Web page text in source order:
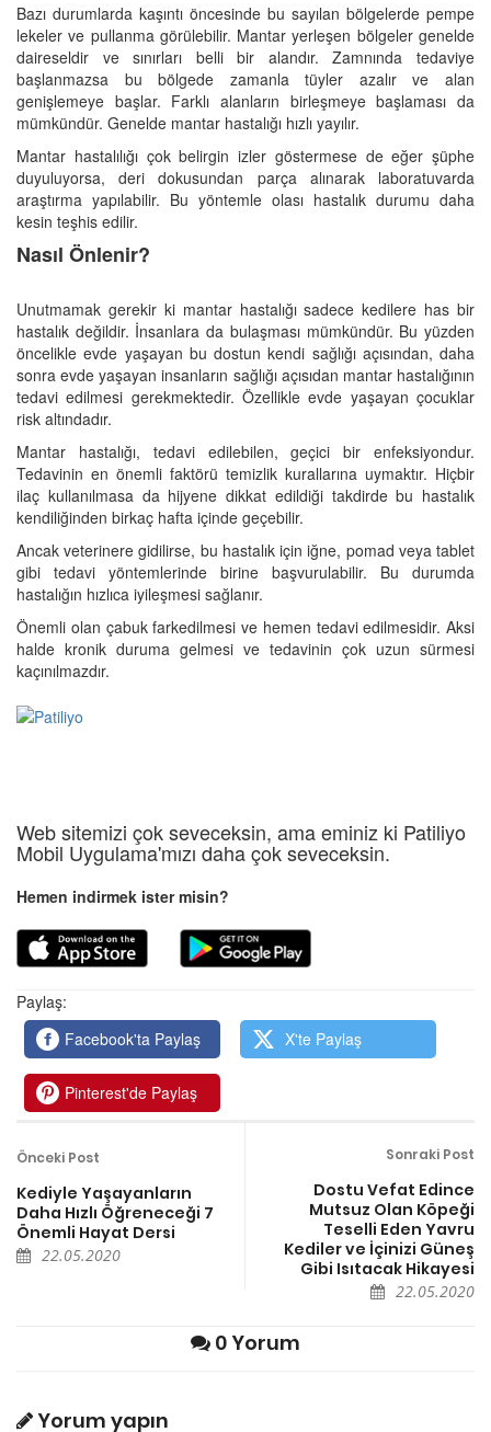
Bazı durumlarda kaşıntı öncesinde bu sayılan bölgelerde pempe
lekeler ve pullanma görülebilir. Mantar yerleşen bölgeler genelde
daireseldir ve sınırları belli bir alandır. Zamnında tedaviye
başlanmazsa bu bölgede zamanla tüyler azalır ve alan
genişlemeye başlar. Farklı alanların birleşmeye başlaması da
mümkündür. Genelde mantar hastalığı hızlı yayılır.
Mantar hastalılığı çok belirgin izler göstermese de eğer şüphe
duyuluyorsa, deri dokusundan parça alınarak laboratuvarda
araştırma yapılabilir. Bu yöntemle olası hastalık durumu daha
kesin teşhis edilir.
Nasıl Önlenir?
Unutmamak gerekir ki mantar hastalığı sadece kedilere has bir
hastalık değildir. İnsanlara da bulaşması mümkündür. Bu yüzden
öncelikle evde yaşayan bu dostun kendi sağlığı açısından, daha
sonra evde yaşayan insanların sağlığı açısıdan mantar hastalığının
tedavi edilmesi gerekmektedir. Özellikle evde yaşayan çocuklar
risk altındadır.
Mantar hastalığı, tedavi edilebilen, geçici bir enfeksiyondur.
Tedavinin en önemli faktörü temizlik kurallarına uymaktır. Hiçbir
ilaç kullanılmasa da hijyene dikkat edildiği takdirde bu hastalık
kendiliğinden birkaç hafta içinde geçebilir.
Ancak veterinere gidilirse, bu hastalık için iğne, pomad veya tablet
gibi tedavi yöntemlerinde birine başvurulabilir. Bu durumda
hastalığın hızlıca iyileşmesi sağlanır.
Önemli olan çabuk farkedilmesi ve hemen tedavi edilmesidir. Aksi
halde kronik duruma gelmesi ve tedavinin çok uzun sürmesi
kaçınılmazdır.
Web sitemizi çok seveceksin, ama eminiz ki Patiliyo
Mobil Uygulama'mızı daha çok seveceksin.
Hemen indirmek ister misin?
Paylaş:
Facebook'ta Paylaş
X'te Paylaş
Pinterest'de Paylaş
Önceki Post
Kediyle Yaşayanların
Daha Hızlı Öğreneceği 7
Önemli Hayat Dersi
22.05.2020
Sonraki Post
Dostu Vefat Edince
Mutsuz Olan Köpeği
Teselli Eden Yavru
Kediler ve İçinizi Güneş
Gibi Isıtacak Hikayesi
22.05.2020
0 Yorum
Yorum yapın